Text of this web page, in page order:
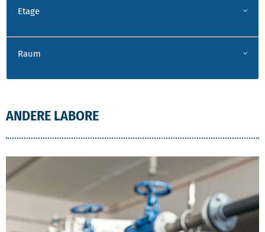
Etage
Raum
ANDERE LABORE